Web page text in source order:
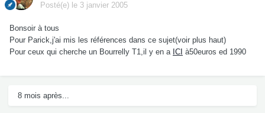
Posté(e) le 3 janvier 2005
Bonsoir à tous
Pour Parick,j'ai mis les références dans ce sujet(voir plus haut)
Pour ceux qui cherche un Bourrelly T1,il y en a ICI à50euros ed 1990
8 mois après...